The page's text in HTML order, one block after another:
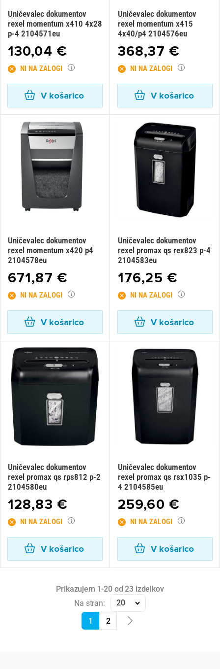
Uničevalec dokumentov
rexel momentum x410 4x28
p-4 2104571eu
130,04 €
NI NA ZALOGI
V košarico
Uničevalec dokumentov
rexel momentum x415
4x40/p4 2104576eu
368,37 €
NI NA ZALOGI
V košarico
Uničevalec dokumentov
rexel momentum x420 p4
2104578eu
671,87 €
NI NA ZALOGI
V košarico
Uničevalec dokumentov
rexel promax qs rex823 p-4
2104583eu
176,25 €
NI NA ZALOGI
V košarico
Uničevalec dokumentov
rexel promax qs rps812 p-2
2104580eu
128,83 €
NI NA ZALOGI
V košarico
Uničevalec dokumentov
rexel promax qs rsx1035 p-
4 2104585eu
259,60 €
NI NA ZALOGI
V košarico
Prikazujem 1-20 od 23 izdelkov
Na stran:
20
1
2